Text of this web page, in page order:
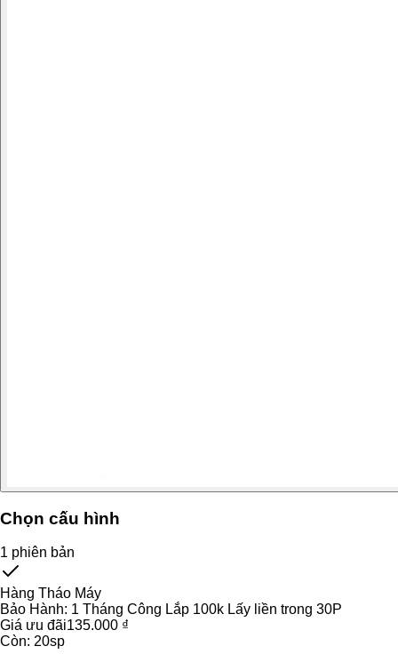
Chọn cấu hình
1 phiên bản
Hàng Tháo Máy
Bảo Hành: 1 Tháng Công Lắp 100k Lấy liền trong 30P
Giá ưu đãi135.000 ₫
Còn: 20sp